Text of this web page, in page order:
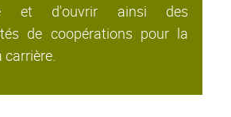
et d'ouvrir ainsi des
de coopérations pour la
carrière.